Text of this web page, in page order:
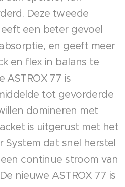
Deze tweede
een beter gevoel
en geeft meer
en flex in balans te
ASTROX 77 is
tot gevorderde
domineren met
is uitgerust met het
System dat snel herstel
continue stroom van
nieuwe ASTROX 77 is